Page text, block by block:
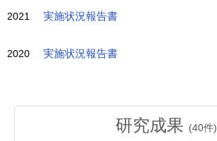
2021 実施状況報告書
2020 実施状況報告書
研究成果 (40件)